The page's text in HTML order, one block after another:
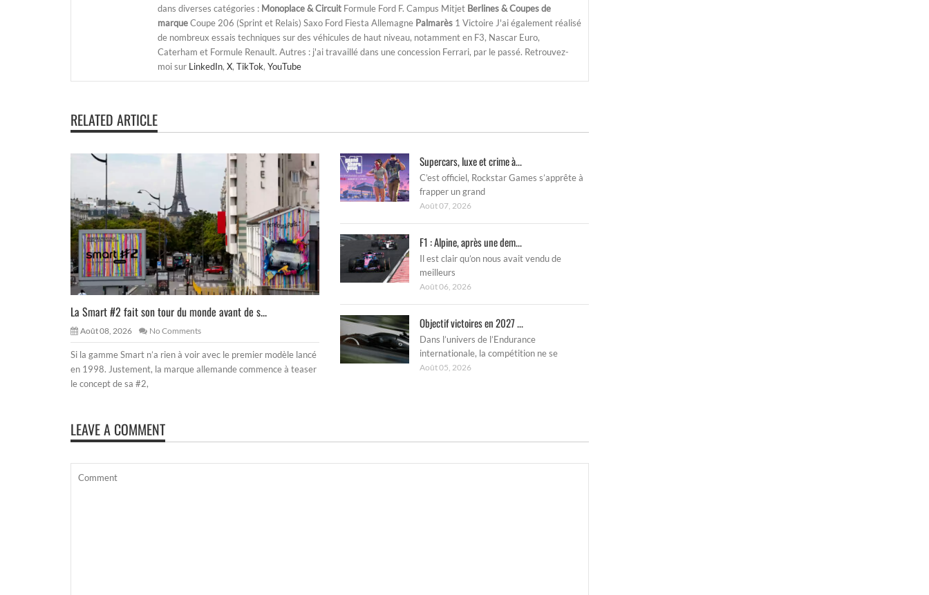
dans diverses catégories : Monoplace & Circuit Formule Ford F. Campus Mitjet Berlines & Coupes de
marqueCoupe 206 (Sprint et Relais) Saxo Ford Fiesta Allemagne Palmarès 1 Victoire J'ai également réalisé
de nombreux essais techniques sur des véhicules de haut niveau, notamment en F3, Nascar Euro,
Caterham et Formule Renault. Autres : j'ai travaillé dans une concession Ferrari, par le passé. Retrouvez-
moi sur LinkedIn, X, TikTok, YouTube
RELATED ARTICLE
La Smart #2 fait son tour du monde avant de s...
Août 08, 2026 No Comments
Si la gamme Smart n’a rien à voir avec le premier modèle lancé
en 1998. Justement, la marque allemande commence à teaser
le concept de sa #2,
Supercars, luxe et crime à...
C’est officiel, Rockstar Games s’apprête à
frapper un grand
Août 07, 2026
F1 : Alpine, après une dem...
Il est clair qu’on nous avait vendu de
meilleurs
Août 06, 2026
Objectif victoires en 2027 ...
Dans l’univers de l’Endurance
internationale, la compétition ne se
Août 05, 2026
LEAVE A COMMENT